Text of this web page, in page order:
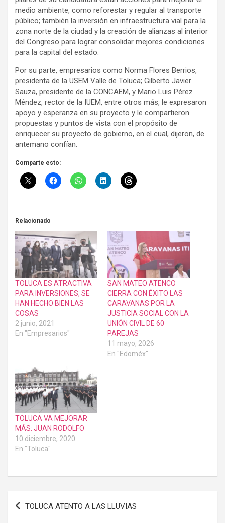
medio ambiente, como reforestar y regular al transporte
público; también la inversión en infraestructura vial para la
zona norte de la ciudad y la creación de alianzas al interior
del Congreso para lograr consolidar mejores condiciones
para la capital del estado.
Por su parte, empresarios como Norma Flores Berrios,
presidenta de la USEM Valle de Toluca; Gilberto Javier
Sauza, presidente de la CONCAEM, y Mario Luis Pérez
Méndez, rector de la IUEM, entre otros más, le expresaron
apoyo y esperanza en su proyecto y le compartieron
propuestas y puntos de vista con el propósito de
enriquecer su proyecto de gobierno, en el cual, dijeron, de
antemano confían.
Comparte esto:
Relacionado
TOLUCA ES ATRACTIVA
PARA INVERSIONES, SE
HAN HECHO BIEN LAS
COSAS
2 junio, 2021
En "Empresarios"
SAN MATEO ATENCO
CIERRA CON ÉXITO LAS
CARAVANAS POR LA
JUSTICIA SOCIAL CON LA
UNIÓN CIVIL DE 60
PAREJAS
11 mayo, 2026
En "Edoméx"
TOLUCA VA MEJORAR
MÁS: JUAN RODOLFO
10 diciembre, 2020
En "Toluca"
Navegación
de
TOLUCA ATENTO A LAS LLUVIAS